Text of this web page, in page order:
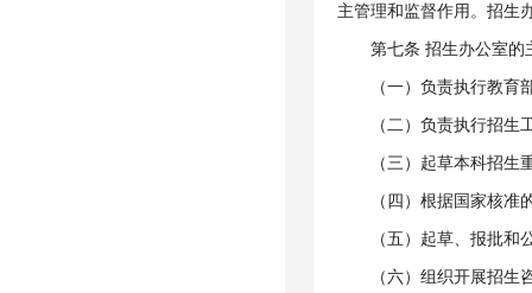
主管理和监督作用。招生
第七条 招生办公室的
（一）负责执行教
（二）负责执行招
（三）起草本科招
（四）根据国家核
（五）起草、报批和
（六）组织开展招生